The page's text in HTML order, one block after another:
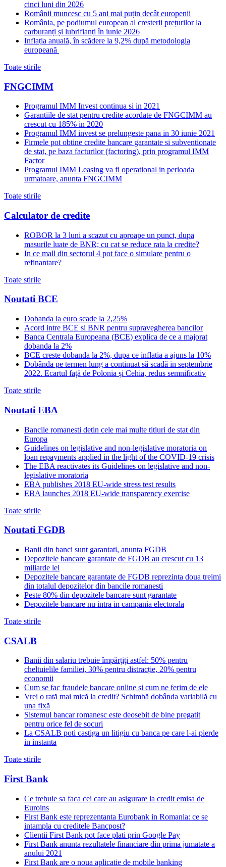
cinci luni din 2026
Românii muncesc cu 5 ani mai puțin decât europenii
România, pe podiumul european al creșterii prețurilor la
carburanți și lubrifianți în iunie 2026
Inflația anuală, în scădere la 9,2% după metodologia
europeană
Toate stirile
FNGCIMM
Programul IMM Invest continua si in 2021
Garantiile de stat pentru credite acordate de FNGCIMM au
crescut cu 185% in 2020
Programul IMM invest se prelungeste pana in 30 iunie 2021
Firmele pot obtine credite bancare garantate si subventionate
de stat, pe baza facturilor (factoring), prin programul IMM
Factor
Programul IMM Leasing va fi operational in perioada
urmatoare, anunta FNGCIMM
Toate stirile
Calculator de credite
ROBOR la 3 luni a scazut cu aproape un punct, dupa
masurile luate de BNR; cu cat se reduce rata la credite?
In ce mall din sectorul 4 pot face o simulare pentru o
refinantare?
Toate stirile
Noutati BCE
Dobanda la euro scade la 2,25%
Acord intre BCE si BNR pentru supravegherea bancilor
Banca Centrala Europeana (BCE) explica de ce a majorat
dobanda la 2%
BCE creste dobanda la 2%, dupa ce inflatia a ajuns la 10%
Dobânda pe termen lung a continuat să scadă in septembrie
2022. Ecartul față de Polonia și Cehia, redus semnificativ
Toate stirile
Noutati EBA
Bancile romanesti detin cele mai multe titluri de stat din
Europa
Guidelines on legislative and non-legislative moratoria on
loan repayments applied in the light of the COVID-19 crisis
The EBA reactivates its Guidelines on legislative and non-
legislative moratoria
EBA publishes 2018 EU-wide stress test results
EBA launches 2018 EU-wide transparency exercise
Toate stirile
Noutati FGDB
Banii din banci sunt garantati, anunta FGDB
Depozitele bancare garantate de FGDB au crescut cu 13
miliarde lei
Depozitele bancare garantate de FGDB reprezinta doua treimi
din totalul depozitelor din bancile romanesti
Peste 80% din depozitele bancare sunt garantate
Depozitele bancare nu intra in campania electorala
Toate stirile
CSALB
Banii din salariu trebuie împărțiți astfel: 50% pentru
cheltuielile familiei, 30% pentru distracție, 20% pentru
economii
Cum se fac fraudele bancare online și cum ne ferim de ele
Vrei o rată mai mică la credit? Schimbă dobânda variabilă cu
una fixă
Sistemul bancar romanesc este deosebit de bine pregatit
pentru orice fel de socuri
La CSALB poti castiga un litigiu cu banca pe care l-ai pierde
in instanta
Toate stirile
First Bank
Ce trebuie sa faca cei care au asigurare la credit emisa de
Euroins
First Bank este reprezentanta Eurobank in Romania: ce se
intampla cu creditele Bancpost?
Clientii First Bank pot face plati prin Google Pay
First Bank anunta rezultatele financiare din prima jumatate a
anului 2021
First Bank are o noua aplicatie de mobile banking